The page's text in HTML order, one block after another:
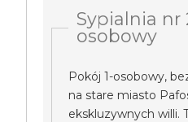
Sypialnia nr
osobowy
Pokój 1-osobowy,
na stare miasto
ekskluzywnych willi.